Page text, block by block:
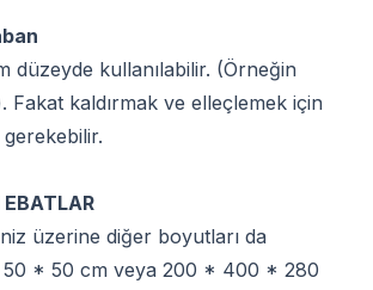
düzeyde kullanılabilir. (Örneğin
Fakat kaldırmak ve elleçlemek için
EBATLAR
üzerine diğer boyutları da
* 50 cm veya 200 * 400 * 280